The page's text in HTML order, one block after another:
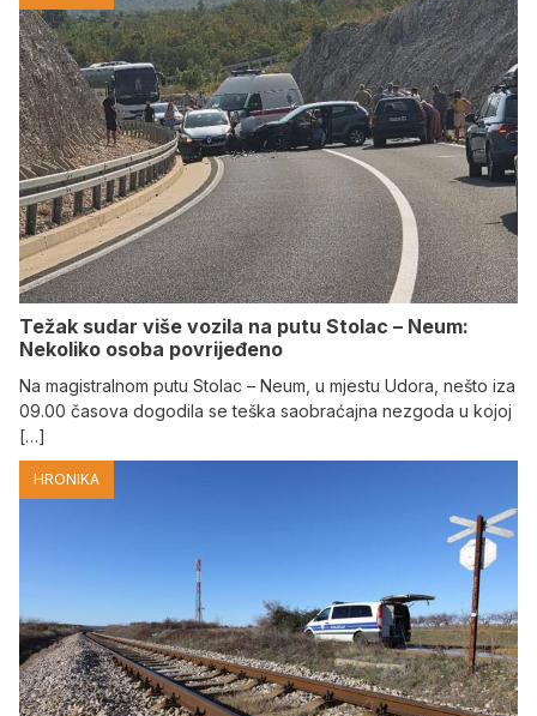
Težak sudar više vozila na putu Stolac – Neum:
Nekoliko osoba povrijeđeno
Na magistralnom putu Stolac – Neum, u mjestu Udora, nešto iza
09.00 časova dogodila se teška saobraćajna nezgoda u kojoj
[…]
HRONIKA